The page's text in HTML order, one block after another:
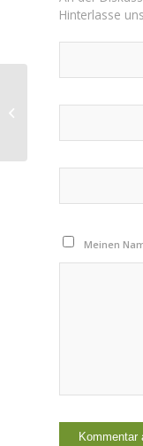
Hinterlasse
Meinen
Unser Weg zum